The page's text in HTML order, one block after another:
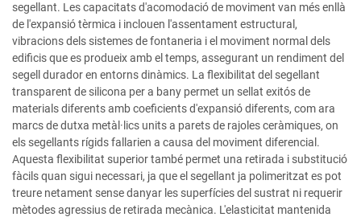
segellant. Les capacitats d'acomodació de moviment van més enllà
de l'expansió tèrmica i inclouen l'assentament estructural,
vibracions dels sistemes de fontaneria i el moviment normal dels
edificis que es produeix amb el temps, assegurant un rendiment del
segell durador en entorns dinàmics. La flexibilitat del segellant
transparent de silicona per a bany permet un sellat exitós de
materials diferents amb coeficients d'expansió diferents, com ara
marcs de dutxa metàl·lics units a parets de rajoles ceràmiques, on
els segellants rígids fallarien a causa del moviment diferencial.
Aquesta flexibilitat superior també permet una retirada i substitució
fàcils quan sigui necessari, ja que el segellant ja polimeritzat es pot
treure netament sense danyar les superfícies del sustrat ni requerir
mètodes agressius de retirada mecànica. L'elasticitat mantenida